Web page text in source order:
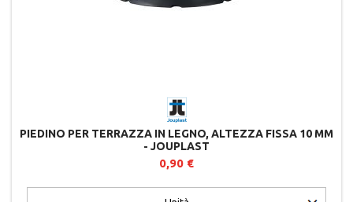
PIEDINO PER TERRAZZA IN LEGNO, ALTEZZA FISSA 10 MM
- JOUPLAST
0,90 €